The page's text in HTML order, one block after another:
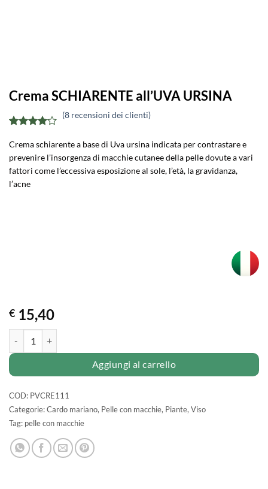
Crema SCHIARENTE all’UVA URSINA
4su 5
su base
di
recensioni
(8recensioni dei clienti)
Crema schiarente a base di Uva ursina indicata per contrastare e
prevenire l’insorgenza di macchie cutanee della pelle dovute a vari
fattori come l’eccessiva esposizione al sole, l’età, la gravidanza,
l’acne
€ 15,40
Aggiungi al carrello
COD: PVCRE111
Categorie:Cardo mariano, Pelle con macchie, Piante, Viso
Tag: pelle con macchie